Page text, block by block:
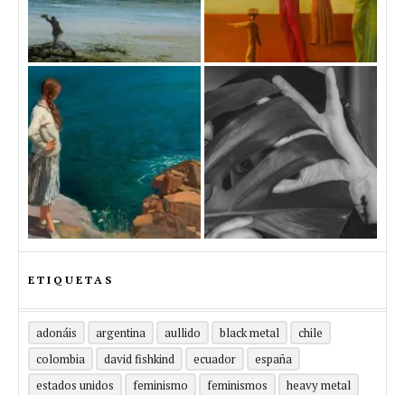
ETIQUETAS
adonáis argentina aullido black metal
chile
colombia
david fishkind ecuador
españa
estados unidos
feminismo feminismos
heavy metal